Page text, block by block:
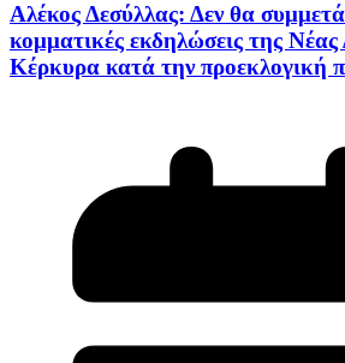
Αλέκος Δεσύλλας: Δεν θα
κομματικές εκδηλώσεις της
Κέρκυρα κατά την προεκλογική